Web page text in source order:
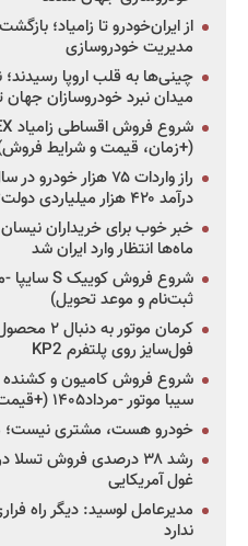
از ایران‌خودرو تا زامیاد؛
مدیریت خودروسازی
میدان نبرد خودروسازان
(+زمان، قیمت و شرایط
درآمد ۴۲۰ هزار میلیاردی دولت؟
خبر خوب برای خریداران
ماه‌ها انتظار وارد ایران شد
ثبت‌نام و موعد تحویل)
فول‌سایز روی پلتفرم KP2
شروع فروش کامیون و کشنده
سیبا موتور -مرداد۱۴۰۵ (+قیمت و شرایط)
خودرو هست، مشتری نیست؛
رشد ۳۸ درصدی فروش
غول آمریکایی
مدیرعامل لوسید: دیگر راه
ندارد